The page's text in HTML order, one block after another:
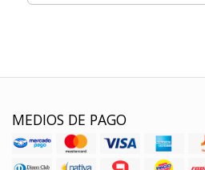
MEDIOS DE PAGO